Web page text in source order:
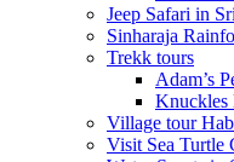
Jeep Safari in
Sinharaja
Trekk tours
Adam’s
Knuckles
Village tour
Visit Sea Turtle